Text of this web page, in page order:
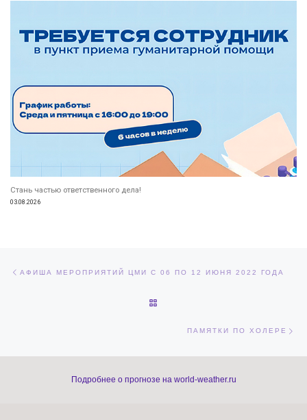
Стань частью ответственного дела!
03.08.2026
АФИША МЕРОПРИЯТИЙ ЦМИ С 06 ПО 12 ИЮНЯ 2022 ГОДА
ПАМЯТКИ ПО ХОЛЕРЕ
Подробнее о прогнозе на world-weather.ru